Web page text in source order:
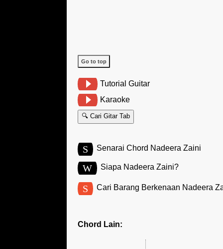
Go to top
Tutorial Guitar
Karaoke
🔍 Cari Gitar Tab
S Senarai Chord Nadeera Zaini
W Siapa Nadeera Zaini?
S Cari Barang Berkenaan Nadeera
Chord Lain: